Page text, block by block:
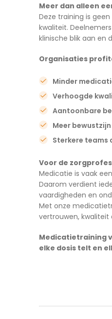
Meer dan alleen
Deze training is
kwaliteit.
klinische blik aan en
Organisaties
Minder
Verhoogde
Aantoonbare
Meer
Sterkere teams
Voor de
Medicatie is vaak
Daarom verdient
vaardigheden en
Met onze
vertrouwen, kwaliteit
Medicatietraining
elke dosis telt en